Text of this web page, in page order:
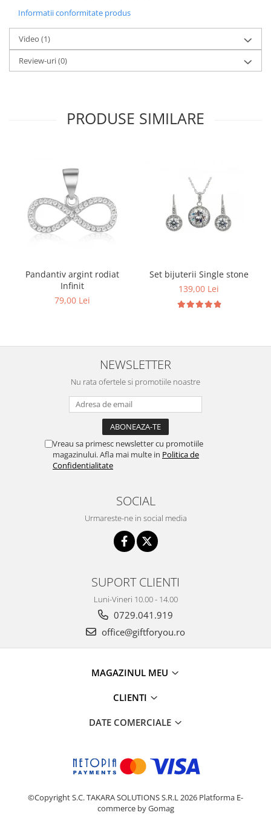
Informatii conformitate produs
Video (1)
Review-uri(0)
PRODUSE SIMILARE
Pandantiv argint rodiat
Infinit
79,00 Lei
Set bijuterii Single stone
139,00 Lei
NEWSLETTER
Nu rata ofertele si promotiile noastre
Vreau sa primesc newsletter cu promotiile
magazinului. Afla mai multe in Politica de
Confidentialitate
SOCIAL
Urmareste-ne in social media
SUPORT CLIENTI
Luni-Vineri 10.00 - 14.00
0729.041.919
office@giftforyou.ro
MAGAZINUL MEU
CLIENTI
DATE COMERCIALE
©Copyright S.C. TAKARA SOLUTIONS S.R.L 2026 Platforma E-
commerce by Gomag